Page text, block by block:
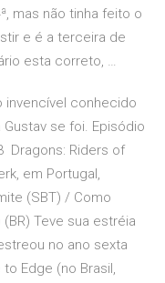
mas não tinha feito o
e é a terceira de
esta correto, …
invencível conhecido
se foi. Episódio
Dragons: Riders of
em Portugal,
(SBT) / Como
Teve sua estréia
no ano sexta
Edge (no Brasil,